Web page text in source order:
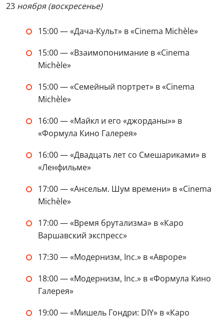
23 ноября (воскресенье)
15:00 — «Дача-Культ» в «Cinema Michèle»
15:00 — «Взаимопонимание в «Cinema
Michèle»
15:00 — «Семейный портрет» в «Cinema
Michèle»
16:00 — «Майкл и его «джорданы»» в
«Формула Кино Галерея»
16:00 — «‎Двадцать лет со Смешариками» в
«Ленфильме»
17:00 — «Ансельм. Шум времени» в «Cinema
Michèle»
17:00 — «Время брутализма» в «Каро
Варшавский экспресс»
17:30 — «‎Модернизм, Inc.» в «Авроре»
18:00 — «‎Модернизм, Inc.» в «Формула Кино
Галерея»
19:00 — «Мишель Гондри: DIY» в «Каро